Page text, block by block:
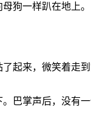
狗一样趴在地上
来，微笑着走到
巴掌声后，没有